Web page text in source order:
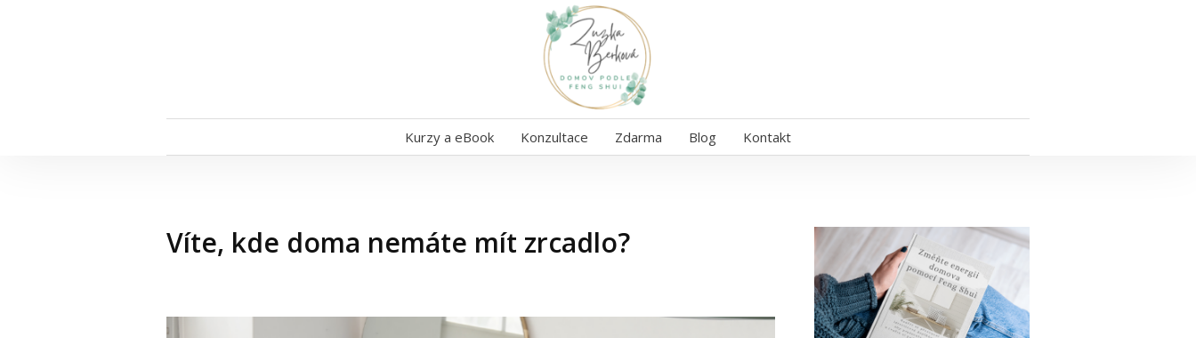
Kurzy a eBook Konzultace Zdarma Blog Kontakt
Víte, kde doma nemáte mít zrcadlo?